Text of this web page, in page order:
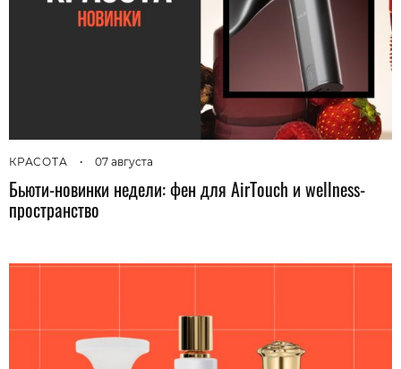
КРАСОТА • 07 августа
Бьюти-новинки недели: фен для AirTouch и wellness-
пространство